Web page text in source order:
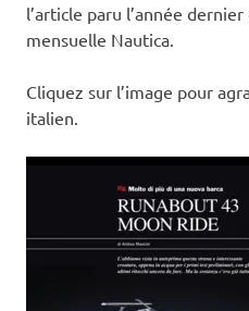
l’article paru l’année
mensuelle Nautica.
Cliquez sur l’image pour
italien.